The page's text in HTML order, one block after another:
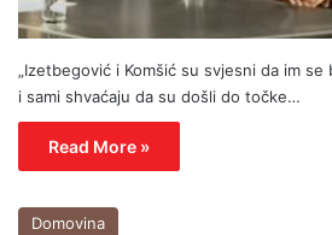
„Izetbegović i Komšić su svjesni da im
i sami shvaćaju da su došli do točke…
Read More »
Domovina